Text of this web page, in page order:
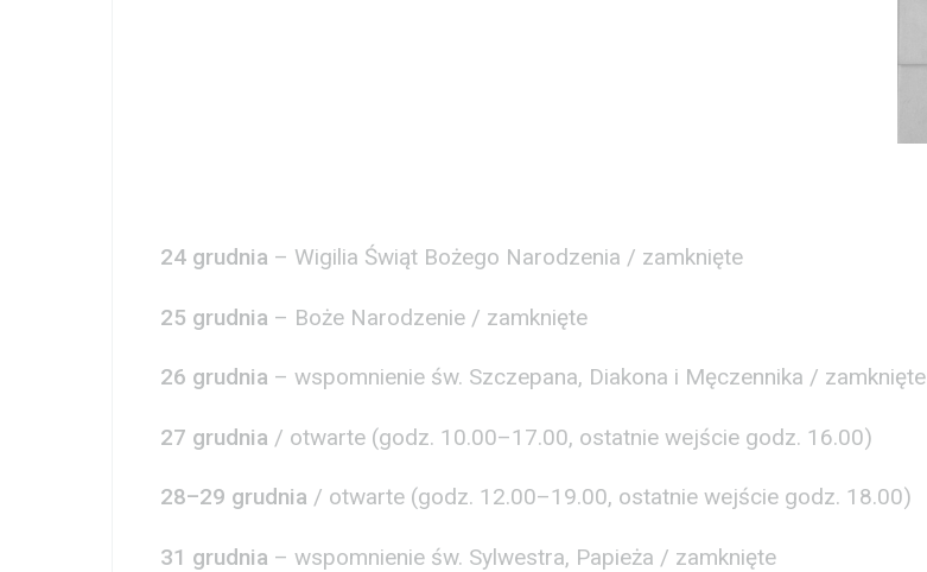
24 grudnia – Wigilia Świąt Bożego Narodzenia / zamknięte
25 grudnia – Boże Narodzenie / zamknięte
26 grudnia – wspomnienie św. Szczepana, Diakona i Męczennika / zamknięte
27 grudnia / otwarte (godz. 10.00–17.00, ostatnie wejście godz. 16.00)
28–29 grudnia / otwarte (godz. 12.00–19.00, ostatnie wejście godz. 18.00)
31 grudnia – wspomnienie św. Sylwestra, Papieża / zamknięte